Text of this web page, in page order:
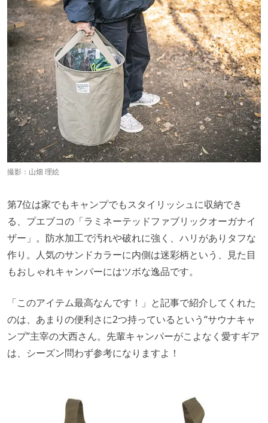
撮影：山畑 理絵
第7位は家でもキャンプでもスタイリッシュに収納でき
る、プエブコの「ラミネーテッドファブリックオーガナイ
ザー」。防水加工で汚れや破れに強く、ハリがありタフな
作り。人気のサンドカラーに内側は迷彩柄という、見た目
もおしゃれキャンパーにはツボな逸品です。
「このアイテム最高なんです！」と記事で紹介してくれた
のは、あまりの便利さに2つ持っているという“サウナキャ
ンプ”主宰の大西さん。先輩キャンパーがこよなく愛すギア
は、シーズン問わず参考になりますよ！